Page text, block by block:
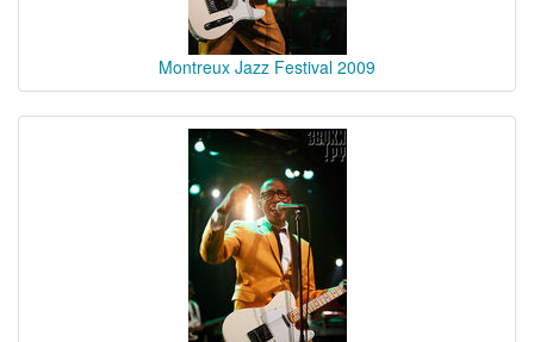
Montreux Jazz Festival 2009